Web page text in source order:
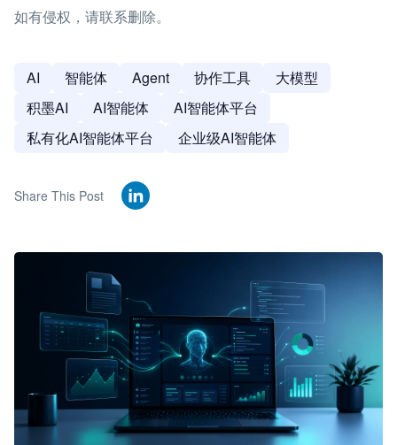
如有侵权，请联系删除。
AI 智能体 Agent 协作工具
大模型
积墨AI
AI智能体
AI智能体平台
私有化AI智能体平台
企业级AI智能体
Share This Post